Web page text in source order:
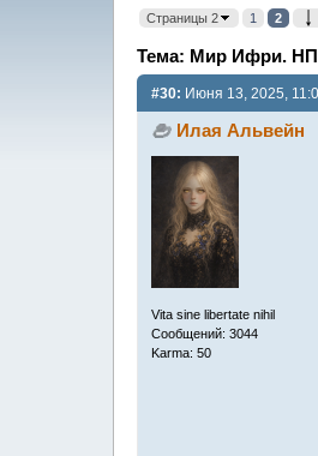
Страницы 2
1 2
Тема: Мир Ифри.
#30: Июня 13, 2025,
Илая Альвейн
Vita sine libertate nihil
Сообщений: 3044
Karma: 50